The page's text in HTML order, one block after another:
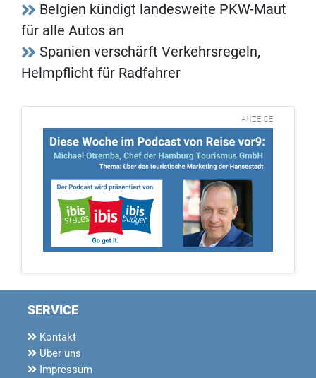
Belgien kündigt landesweite PKW-Maut
für alle Autos an
Spanien verschärft Verkehrsregeln,
Helmpflicht für Radfahrer
ANZEIGE
SERVICE
Kontakt
Über uns
Impressum